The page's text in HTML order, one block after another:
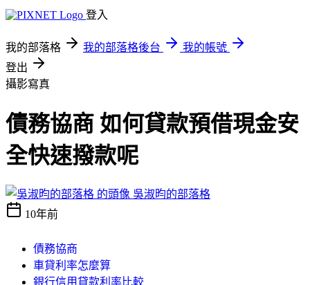
登入
我的部落格 我的部落格後台
我的帳號
登出
攝影寫真
債務協商 如何貸款預借現金安
全快速撥款呢
吳淑昀的部落格
10年前
債務協商
車貸利率怎麼算
銀行信用貸款利率比較